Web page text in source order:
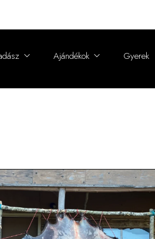
Ajándékok Gyerek